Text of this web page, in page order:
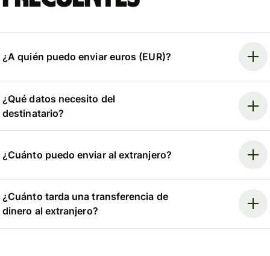
¿A quién puedo enviar euros (EUR)?
¿Qué datos necesito del
destinatario?
¿Cuánto puedo enviar al extranjero?
¿Cuánto tarda una transferencia de
dinero al extranjero?